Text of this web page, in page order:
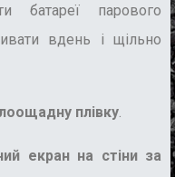
батареї парового
вдень і щільно
плівку.
екран на стіни за